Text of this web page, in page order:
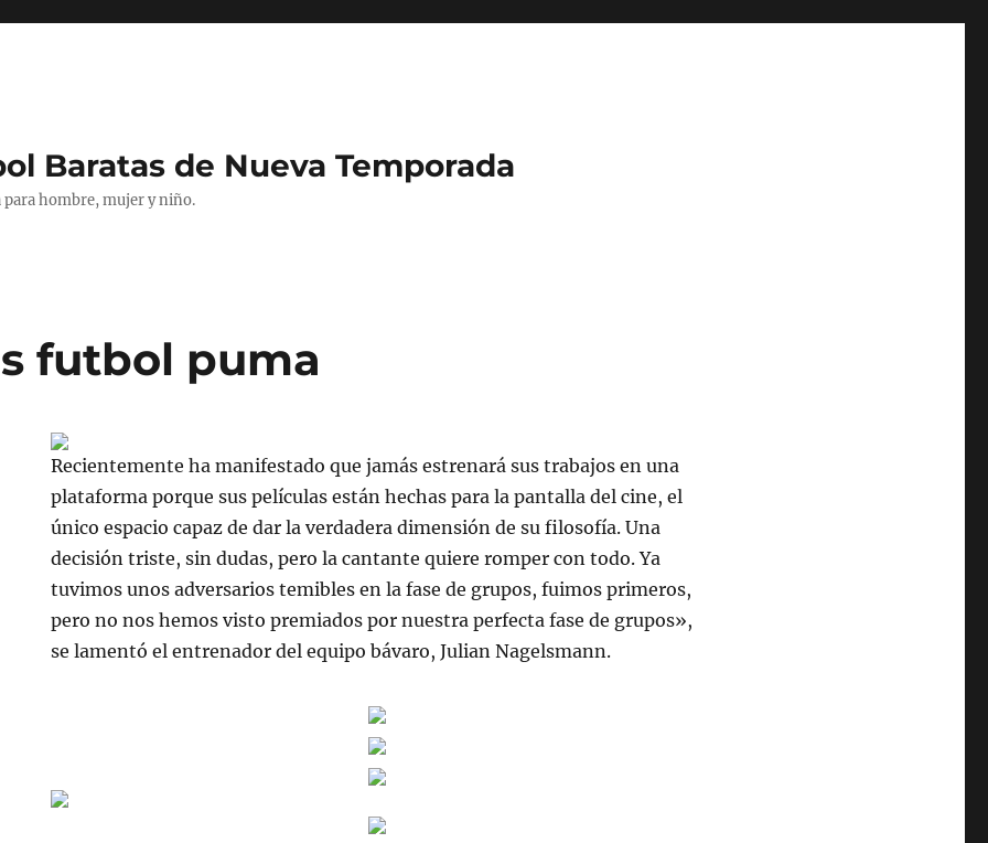
Baratas de Nueva Temporada
para hombre, mujer y niño.
futbol puma
Recientemente ha manifestado que jamás estrenará sus trabajos en una
plataforma porque sus películas están hechas para la pantalla del cine, el
único espacio capaz de dar la verdadera dimensión de su filosofía. Una
decisión triste, sin dudas, pero la cantante quiere romper con todo. Ya
tuvimos unos adversarios temibles en la fase de grupos, fuimos primeros,
pero no nos hemos visto premiados por nuestra perfecta fase de grupos»,
se lamentó el entrenador del equipo bávaro, Julian Nagelsmann.